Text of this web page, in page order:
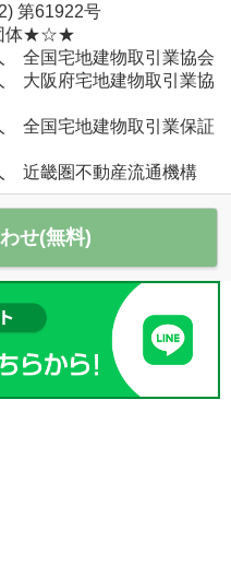
第61922号
体★☆★
全国宅地建物取引業協会
大阪府宅地建物取引業協
全国宅地建物取引業保証
近畿圏不動産流通機構
せ(無料)